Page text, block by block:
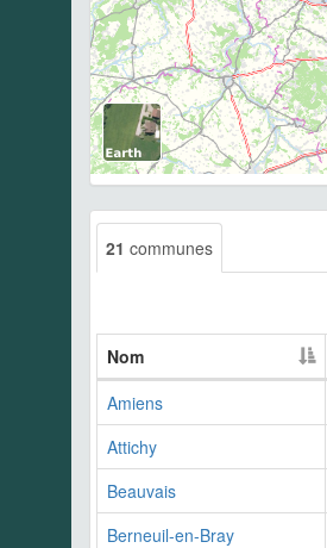
21 communes
Nom
Amiens
Attichy
Beauvais
Berneuil-en-Bray